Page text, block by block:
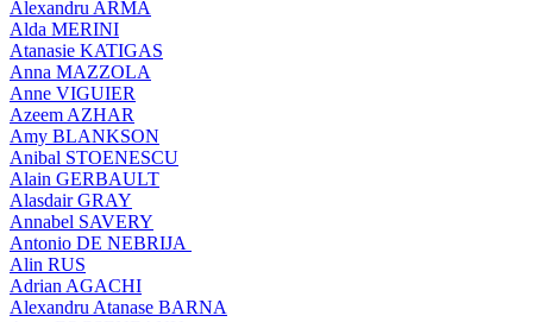
Alexandru ARMA
Alda MERINI
Atanasie KATIGAS
Anna MAZZOLA
Anne VIGUIER
Azeem AZHAR
Amy BLANKSON
Anibal STOENESCU
Alain GERBAULT
Alasdair GRAY
Annabel SAVERY
Antonio DE NEBRIJA
Alin RUS
Adrian AGACHI
Alexandru Atanase BARNA